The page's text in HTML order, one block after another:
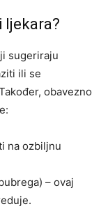
ljekara?
sugeriraju
ili se
obavezno
na ozbiljnu
– ovaj